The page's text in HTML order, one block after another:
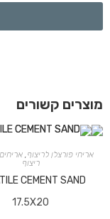
מוצרים קשורים
אריחי פורצלן לריצוף,
ריצוף
CEMENT SAND
17.5X20